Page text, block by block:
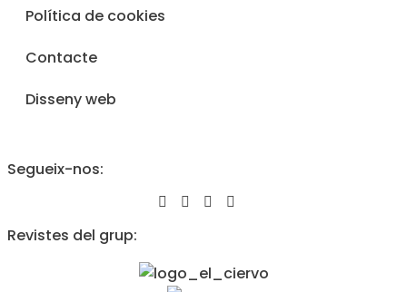
Política de cookies
Contacte
Disseny web
Segueix-nos:
Revistes del grup: